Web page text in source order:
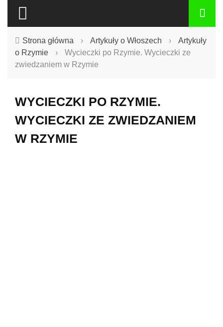
Strona główna › Artykuły o Włoszech ›
Artykuły
o Rzymie
›
Wycieczki po Rzymie. Wycieczki ze
zwiedzaniem w Rzymie
WYCIECZKI PO RZYMIE.
WYCIECZKI ZE ZWIEDZANIEM
W RZYMIE